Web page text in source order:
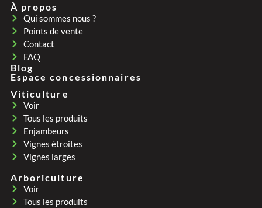
À propos
Qui sommes nous ?
Points de vente
Contact
FAQ
Blog
Espace concessionnaires
Viticulture
Voir
Tous les produits
Enjambeurs
Vignes étroites
Vignes larges
Arboriculture
Voir
Tous les produits